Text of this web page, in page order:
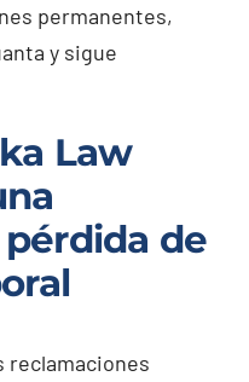
permanentes,
y sigue
Law
de
reclamaciones